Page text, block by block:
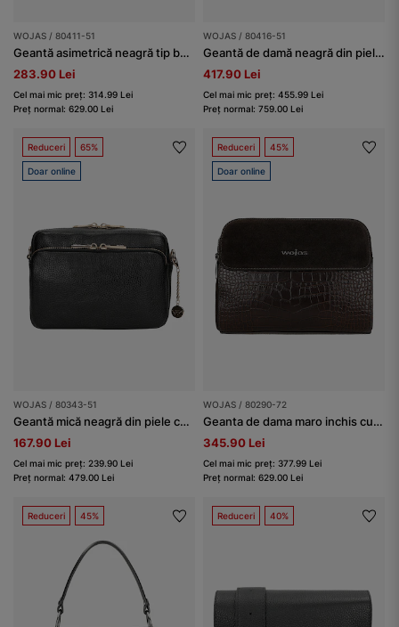
WOJAS / 80411-51
Geantă asimetrică neagră tip baghetă din piele damă
283.90 Lei
Cel mai mic preț: 314.99 Lei
Preț normal: 629.00 Lei
WOJAS / 80416-51
Geantă de damă neagră din piele cu lanț pe curea
417.90 Lei
Cel mai mic preț: 455.99 Lei
Preț normal: 759.00 Lei
Reduceri 65%
Doar online
WOJAS / 80343-51
Geantă mică neagră din piele cu elemente aurii
167.90 Lei
Cel mai mic preț: 239.90 Lei
Preț normal: 479.00 Lei
Reduceri 45%
Doar online
WOJAS / 80290-72
Geanta de dama maro inchis cu piele in relief
345.90 Lei
Cel mai mic preț: 377.99 Lei
Preț normal: 629.00 Lei
Reduceri 45% Reduceri 40%